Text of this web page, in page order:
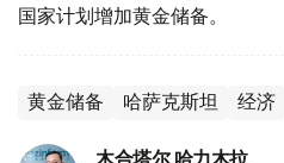
国家计划增加黄金储备。
黄金储备 哈萨克斯坦 经济